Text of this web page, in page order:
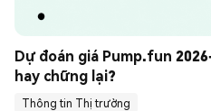
Dự đoán giá Pump.fun
hay chững lại?
Thông tin Thị trường